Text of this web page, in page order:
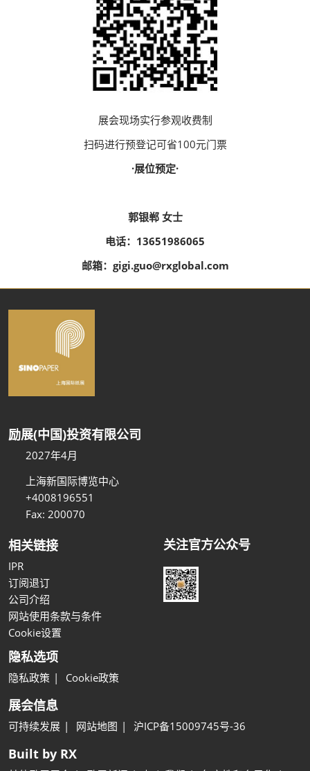
展会现场实行参观收费制
扫码进行预登记可省100元门票
·展位预定·
郭银郸 女士
电话：13651986065
邮箱：gigi.guo@rxglobal.com
励展(中国)投资有限公司
2027年4月
上海新国际博览中心
+4008196551
Fax: 200070
相关链接
IPR
订阅退订
公司介绍
网站使用条款与条件
Cookie设置
关注官方公众号
隐私选项
隐私政策 Cookie政策
展会信息
可持续发展 网站地图 沪ICP备15009745号-36
Built by RX